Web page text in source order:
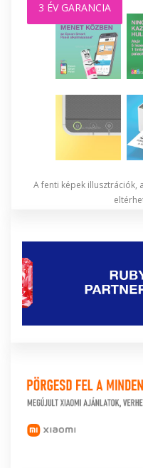
3 ÉV GARANCIA
A fenti képek illusztrációk,